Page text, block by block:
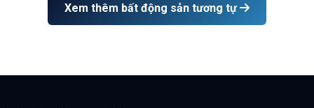
Xem thêm bất động sản tương tự